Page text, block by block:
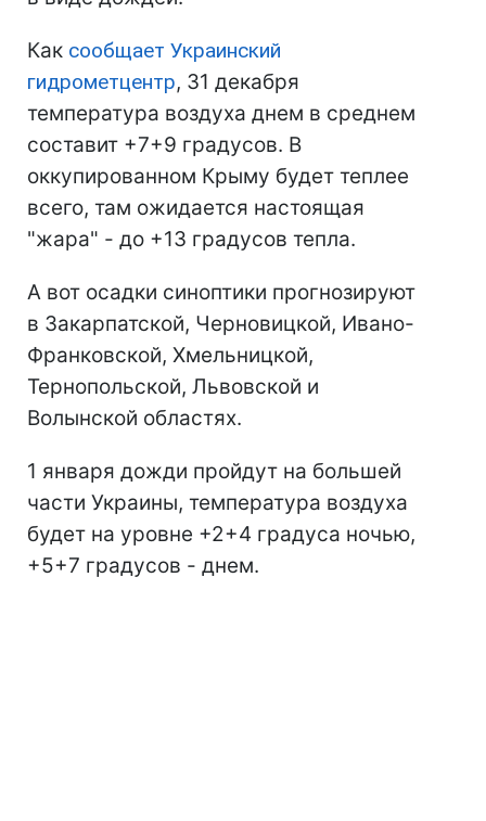
Как сообщает Украинский
гидрометцентр, 31 декабря
температура воздуха днем в среднем
составит +7+9 градусов. В
оккупированном Крыму будет теплее
всего, там ожидается настоящая
"жара" - до +13 градусов тепла.
А вот осадки синоптики прогнозируют
в Закарпатской, Черновицкой, Ивано-
Франковской, Хмельницкой,
Тернопольской, Львовской и
Волынской областях.
1 января дожди пройдут на большей
части Украины, температура воздуха
будет на уровне +2+4 градуса ночью,
+5+7 градусов - днем.